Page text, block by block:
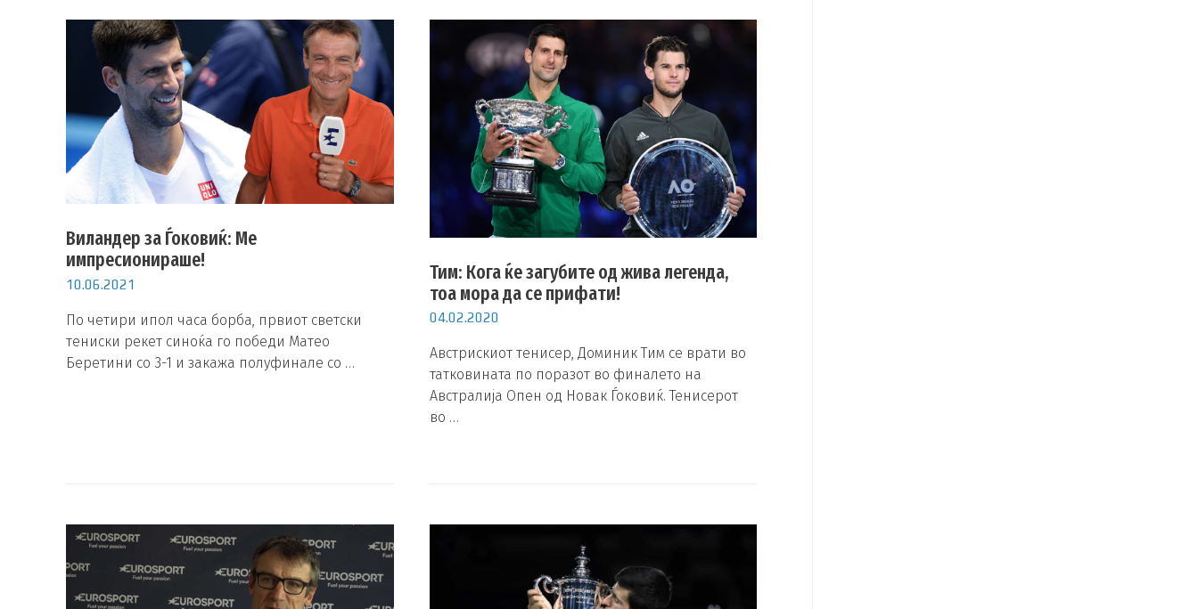
Виландер за Ѓоковиќ: Ме
импресионираше!
10.06.2021
По четири ипол часа борба, првиот светски
тениски рекет синоќа го победи Матео
Беретини со 3-1 и закажа полуфинале со …
Тим: Кога ќе загубите од жива легенда,
тоа мора да се прифати!
04.02.2020
Австрискиот тенисер, Доминик Тим се врати во
татковината по поразот во финалето на
Австралија Опен од Новак Ѓоковиќ. Тенисерот
во …